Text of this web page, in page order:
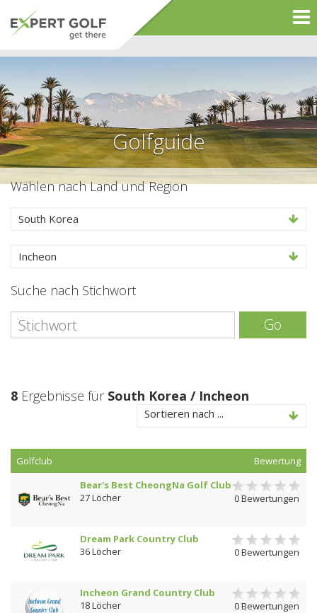
Golfguide
Wählen nach Land und Region
South Korea
Incheon
Suche nach Stichwort
Go
8 Ergebnisse für South Korea / Incheon
Sortieren nach ...
Golfclub
Bewertung
Bear's Best CheongNa Golf Club
27 Löcher
0 Bewertungen
Dream Park Country Club
36 Löcher
0 Bewertungen
Incheon Grand Country Club
18 Löcher
0 Bewertungen